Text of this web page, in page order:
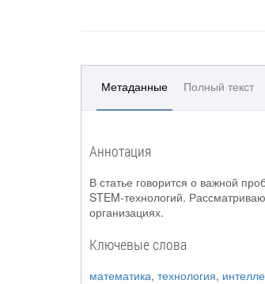
Метаданные Полный текст
Аннотация
В статье говорится о важной
STEM-технологий.
организациях.
Ключевые слова
математика, технология,